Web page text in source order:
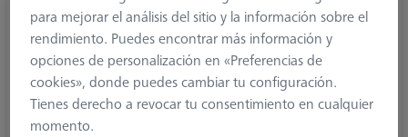
Palpador recto M5x12.5, DK5 L43.5
600342-8222-000
para mejorar el análisis del sitio y la información sobre el
rendimiento. Puedes encontrar más información y
opciones de personalización en «Preferencias de
cookies», donde puedes cambiar tu configuración.
Tienes derecho a revocar tu consentimiento en cualquier
momento.